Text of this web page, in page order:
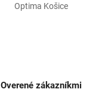
Optima Košice
Overené zákazníkmi